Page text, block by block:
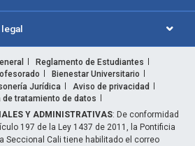
Reglamento de Estudiantes
Bienestar Universitario
Jurídica
Aviso de privacidad
de tratamiento de datos
Y ADMINISTRATIVAS: De conformidad
197 de la Ley 1437 de 2011, la Pontificia
Seccional Cali tiene habilitado el correo